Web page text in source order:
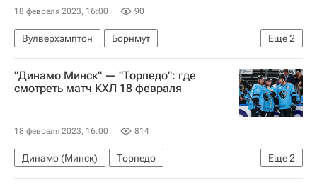
18 февраля 2023, 16:00 90
Еще2
Вулверхэмптон
Борнмут
АПЛ 2026-2027 (Чемпионат Англии по футболу)
Анонсы и трансляции матчей
"Динамо Минск" — "Торпедо": где
смотреть матч КХЛ 18 февраля
18 февраля 2023, 16:00 814
Еще2
Динамо (Минск)
Торпедо
Регулярный чемпионат КХЛ